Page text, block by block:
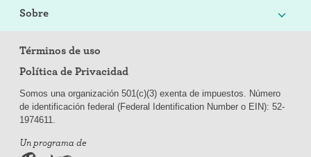
Sobre
Términos de uso
Política de Privacidad
Somos una organización 501(c)(3) exenta de impuestos. Número
de identificación federal (Federal Identification Number o EIN): 52-
1974611.
Un programa de